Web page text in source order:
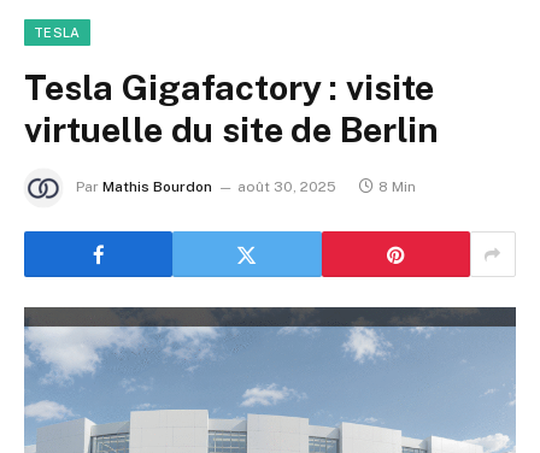
TESLA
Tesla Gigafactory : visite
virtuelle du site de Berlin
Par Mathis Bourdon août 30, 2025 8 Min